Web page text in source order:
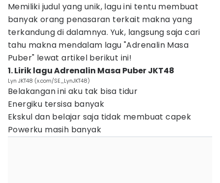
Memiliki judul yang unik, lagu ini tentu membuat
banyak orang penasaran terkait makna yang
terkandung di dalamnya. Yuk, langsung saja cari
tahu makna mendalam lagu "Adrenalin Masa
Puber" lewat artikel berikut ini!
1. Lirik lagu Adrenalin Masa Puber JKT48
Lyn JKT48 (x.com/SE_LynJKT48)
Belakangan ini aku tak bisa tidur
Energiku tersisa banyak
Ekskul dan belajar saja tidak membuat capek
Powerku masih banyak